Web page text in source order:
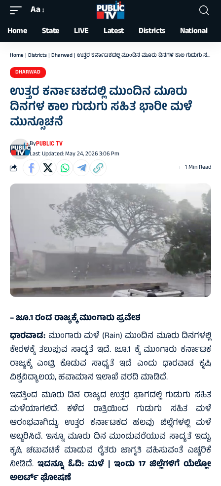
Font
Resizer
Aa
Home State LIVE Latest Districts National
Home | Districts | Dharwad | ಉತ್ತರ ಕರ್ನಾಟಕದಲ್ಲಿ ಮುಂದಿನ ಮೂರು ದಿನಗಳ ಕಾಲ ಗುಡುಗು ಸಹಿತ ಭಾರೀ ಮಳೆ ಮುನ್ಸೂಚನೆ
DHARWAD
ಉತ್ತರ ಕರ್ನಾಟಕದಲ್ಲಿ ಮುಂದಿನ ಮೂರು
ದಿನಗಳ ಕಾಲ ಗುಡುಗು ಸಹಿತ ಭಾರೀ ಮಳೆ
ಮುನ್ಸೂಚನೆ
Last Updated: May 24, 2026 3:06 Pm
ByPUBLIC TV
1 Min Read
– ಜೂ.1 ರಂದ ರಾಜ್ಯಕ್ಕೆ ಮುಂಗಾರು ಪ್ರವೇಶ
ಧಾರವಾಡ: ಮುಂಗಾರು ಮಳೆ (Rain) ಮುಂದಿನ ಮೂರು ದಿನಗಳಲ್ಲಿ
ಕೇರಳಕ್ಕೆ ತಲುಪುವ ಸಾದ್ಯತೆ ಇದೆ. ಜೂ.1 ಕ್ಕೆ ಮುಂಗಾರು ಕರ್ನಾಟಕ
ರಾಜ್ಯಕ್ಕೆ ಎಂಟ್ರಿ ಕೊಡುವ ಸಾಧ್ಯತೆ ಇದೆ ಎಂದು ಧಾರವಾಡ ಕೃಷಿ
ವಿಶ್ವವಿದ್ಯಾಲಯ, ಹವಾಮಾನ ಇಲಾಖೆ ವರದಿ ಮಾಡಿದೆ.
ಇವತ್ತಿಂದ ಮೂರು ದಿನ ರಾಜ್ಯದ ಉತ್ತರ ಭಾಗದಲ್ಲಿ ಗುಡುಗು ಸಹಿತ
ಮಳೆಯಾಗಲಿದೆ. ಕಳೆದ ರಾತ್ರಿಯಿಂದ ಗುಡುಗು ಸಹಿತ ಮಳೆ
ಆರಂಭವಾಗಿದ್ದು, ಉತ್ತರ ಕರ್ನಾಟಕದ ಹಲವು ಜಿಲ್ಲೆಗಳಲ್ಲಿ ಮಳೆ
ಅಬ್ಬರಿಸಿದೆ. ಇನ್ನೂ ಮೂರು ದಿನ ಮುಂದುವರೆಯುವ ಸಾದ್ಯತೆ ಇದ್ದು,
ಕೃಷಿ ಚಟುವಟಿಕೆ ಮಾಡುವ ರೈತರು ಜಾಗೃತಿ ವಹಿಸುವಂತೆ ಎಚ್ಚರಿಕೆ
ನೀಡಿದೆ.ಇದನ್ನೂ ಓದಿ:ಮಳೆ | ಇಂದು 17 ಜಿಲ್ಲೆಗಳಿಗೆ ಯೆಲ್ಲೋ
ಅಲರ್ಟ್ ಘೋಷಣೆ